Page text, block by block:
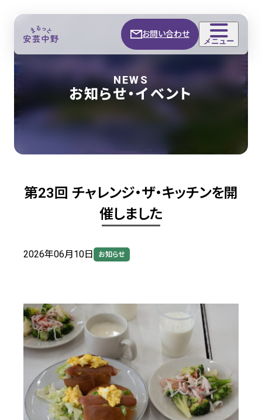
お問い合わせ
メニュー
NEWS
お知らせ・イベント
第23回 チャレンジ・ザ・キッチンを開
催しました
2026年06月10日 お知らせ